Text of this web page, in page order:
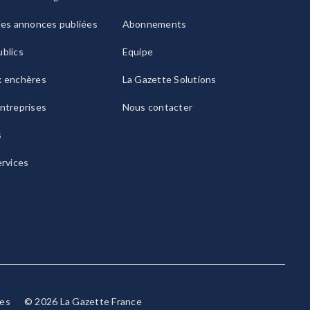
annonces publiées
enchères
Abonnements
Equipe
La Gazette Solutions
Nous contacter
© 2026 La Gazette France